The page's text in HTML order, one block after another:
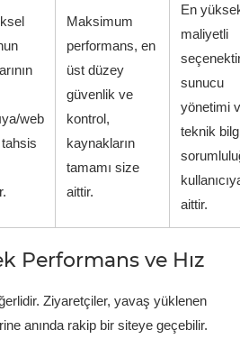
web
Maksimum
performans, en
üst düzey
güvenlik ve
kontrol,
kaynakların
tamamı size
aittir.
En
maliyetli
sunucu
yönetimi
teknik
aittir.
Performans ve Hız
Ziyaretçiler, yavaş yüklenen
anında rakip bir siteye geçebilir.